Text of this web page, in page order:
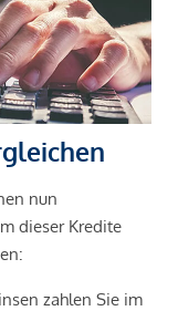
nun
dieser Kredite
zahlen Sie im